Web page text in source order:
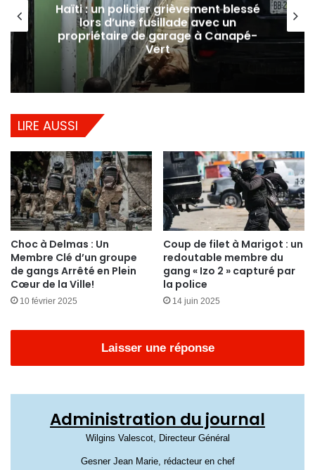
Haïti : un policier grièvement blessé
lors d’une fusillade avec un
propriétaire de garage à Canapé-
Vert
LIRE AUSSI
Choc à Delmas : Un
Membre Clé d’un groupe
de gangs Arrêté en Plein
Cœur de la Ville!
10 février 2025
Coup de filet à Marigot : un
redoutable membre du
gang « Izo 2 » capturé par
la police
14 juin 2025
Laisser une réponse
Administration du journal
Wilgins Valescot, Directeur Général
Gesner Jean Marie, rédacteur en chef